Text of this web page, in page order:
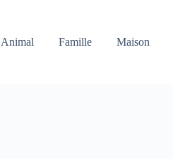
Animal Famille Maison